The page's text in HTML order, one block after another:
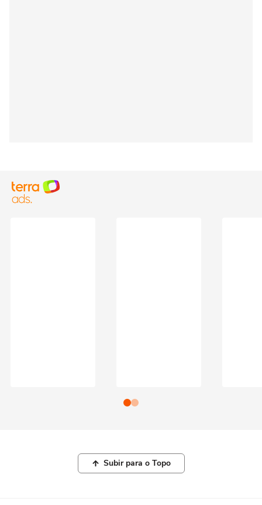
Subir para o Topo